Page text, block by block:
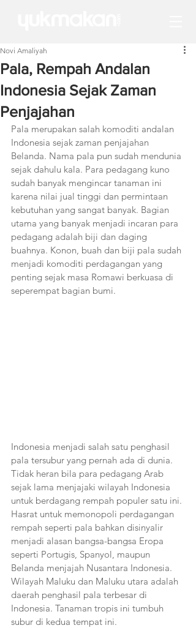
Pala, Rempah Andalan
Indonesia Sejak Zaman
Penjajahan
Novi Amaliyah
Pala merupakan salah komoditi andalan
Indonesia sejak zaman penjajahan
Belanda. Nama pala pun sudah mendunia
sejak dahulu kala. Para pedagang kuno
sudah banyak mengincar tanaman ini
karena nilai jual tinggi dan permintaan
kebutuhan yang sangat banyak. Bagian
utama yang banyak menjadi incaran para
pedagang adalah biji dan daging
buahnya. Konon, buah dan biji pala sudah
menjadi komoditi perdagangan yang
penting sejak masa Romawi berkuasa di
seperempat bagian bumi.
Indonesia menjadi salah satu penghasil
pala tersubur yang pernah ada di dunia.
Tidak heran bila para pedagang Arab
sejak lama menjajaki wilayah Indonesia
untuk berdagang rempah populer satu ini.
Hasrat untuk memonopoli perdagangan
rempah seperti pala bahkan disinyalir
menjadi alasan bangsa-bangsa Eropa
seperti Portugis, Spanyol, maupun
Belanda menjajah Nusantara Indonesia.
Wilayah Maluku dan Maluku utara adalah
daerah penghasil pala terbesar di
Indonesia. Tanaman tropis ini tumbuh
subur di kedua tempat ini.